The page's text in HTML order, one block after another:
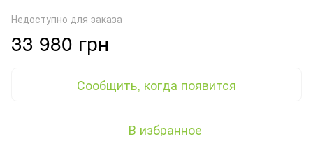
Недоступно для заказа
33 980 грн
Сообщить, когда появится
В избранное